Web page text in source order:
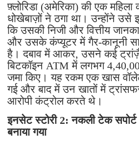
फ़्लोरिडा (अमेरिका) की एक महिला
धोखेबाज़ों ने ठगा था। उन्होंने उसे
कि उसकी निजी और वित्तीय
और उसके कंप्यूटर में गैर-कानूनी
है। दबाव में आकर, उसने कई
बिटकॉइन ATM में लगभग
जमा किए। यह रकम एक खास
गई और बाद में उन खातों में
आरोपी कंट्रोल करते थे।
इनसेट स्टोरी 2: नकली टेक सपोर्ट
बनाया गया